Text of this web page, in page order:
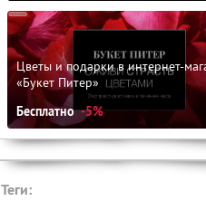
Цветы и подарки в интернет-
«Букет Питер»
Бесплатно -5%
Теги: